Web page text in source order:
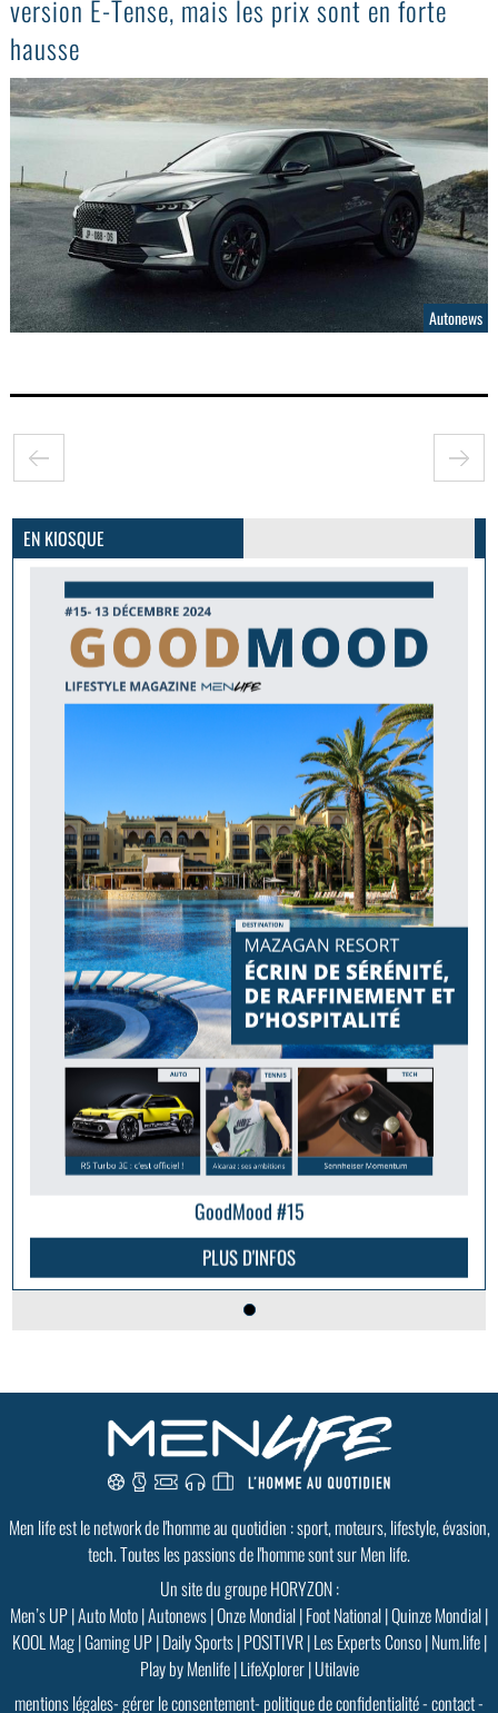
version E-Tense, mais les prix sont en forte
hausse
Autonews
EN KIOSQUE PLUS D'INFOS
GoodMood #15
PLUS D'INFOS
Men life est le network de l'homme au quotidien : sport, moteurs, lifestyle, évasion,
tech. Toutes les passions de l'homme sont sur Men life.
Un site du groupe HORYZON :
Men’s UP|Auto Moto|Autonews|Onze Mondial|Foot National|Quinze Mondial|
KOOL Mag|Gaming UP|Daily Sports|POSITIVR|Les Experts Conso|Num.life|
Play by Menlife|LifeXplorer|Utilavie
mentions légales-gérer le consentement-politique de confidentialité-contact-